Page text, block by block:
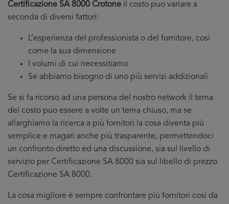
Certificazione SA 8000 Crotone il costo puo variare a
seconda di diversi fattori:
L’esperienza del professionista o del fornitore, cosi
come la sua dimensione
I volumi di cui necessitiamo
Se abbiamo bisogno di uno più servizi addizionali
Se si fa ricorso ad una persona del nostro network il tema
del costo puo essere a volte un tema chiuso, ma se
allarghiamo la ricerca a più fornitori la cosa diventa più
semplice e magari anche più trasparente, permettendoci
un confronto diretto ed una discussione, sia sul livello di
servizio per Certificazione SA 8000 sia sul libello di prezzo
Certificazione SA 8000.
La cosa migliore è sempre confrontare più fornitori cosi da